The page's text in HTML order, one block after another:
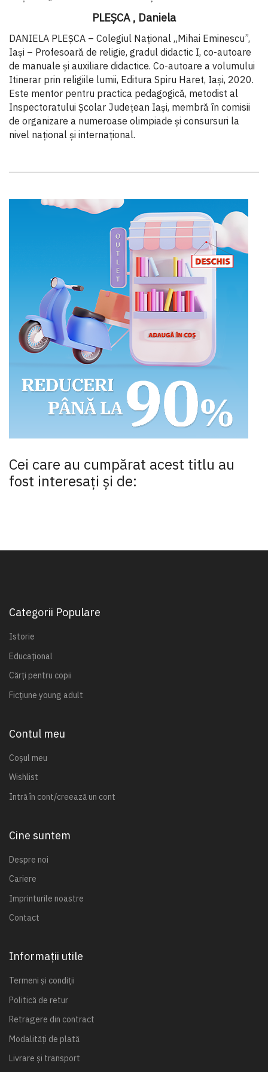
PLEȘCA , Daniela
DANIELA PLEȘCA – Colegiul Național „Mihai Eminescu”,
Iași – Profesoară de religie, gradul didactic I, co-autoare
de manuale și auxiliare didactice. Co-autoare a volumului
Itinerar prin religiile lumii, Editura Spiru Haret, Iași, 2020.
Este mentor pentru practica pedagogică, metodist al
Inspectoratului Școlar Județean Iași, membră în comisii
de organizare a numeroase olimpiade și consursuri la
nivel național și internațional.
Cei care au cumpărat acest titlu au
fost interesaţi şi de:
Categorii Populare
Istorie
Educațional
Cărți pentru copii
Ficțiune young adult
Contul meu
Coșul meu
Wishlist
Intră în cont/creează un cont
Cine suntem
Despre noi
Cariere
Imprinturile noastre
Contact
Informații utile
Termeni și condiții
Politică de retur
Retragere din contract
Modalități de plată
Livrare și transport